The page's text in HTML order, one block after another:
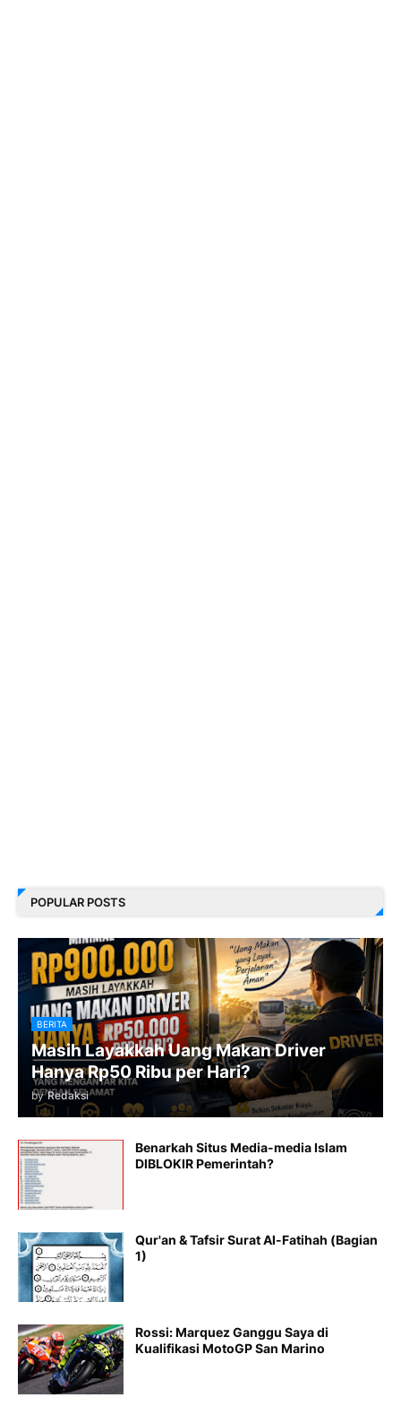
POPULAR POSTS
BERITA
Masih Layakkah Uang Makan Driver
Hanya Rp50 Ribu per Hari?
by Redaksi
Benarkah Situs Media-media Islam
DIBLOKIR Pemerintah?
Qur'an & Tafsir Surat Al-Fatihah (Bagian
1)
Rossi: Marquez Ganggu Saya di
Kualifikasi MotoGP San Marino